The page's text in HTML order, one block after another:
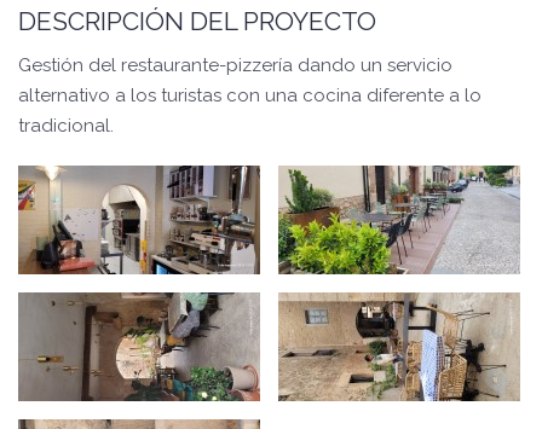
DESCRIPCIÓN DEL PROYECTO
Gestión del restaurante-pizzería dando un servicio
alternativo a los turistas con una cocina diferente a lo
tradicional.